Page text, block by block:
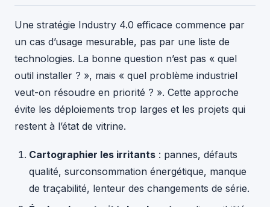
Une stratégie Industry 4.0 efficace commence par
un cas d’usage mesurable, pas par une liste de
technologies. La bonne question n’est pas « quel
outil installer ? », mais « quel problème industriel
veut-on résoudre en priorité ? ». Cette approche
évite les déploiements trop larges et les projets qui
restent à l’état de vitrine.
Cartographier les irritants : pannes, défauts
qualité, surconsommation énergétique, manque
de traçabilité, lenteur des changements de série.